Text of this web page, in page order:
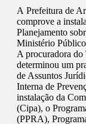
A Prefeitura de
comprove a
Planejamento
Ministério
A procuradora do
determinou um
de Assuntos
Interna de
instalação da
(Cipa), o
(PPRA),